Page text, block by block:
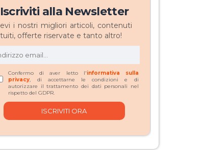
Iscriviti alla Newsletter
i nostri migliori articoli, contenuti
offerte riservate e tanto altro!
Confermo di aver letto l'informativa sulla
privacy, di accettarne le condizioni e di
autorizzare il trattamento dei dati personali nel
rispetto del GDPR.